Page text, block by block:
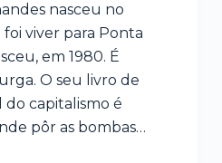
nasceu no
foi viver para Ponta
em 1980. É
O seu livro de
do capitalismo é
pôr as bombas…